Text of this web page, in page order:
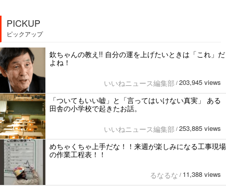
PICKUP
ピックアップ
欽ちゃんの教え!! 自分の運を上げたいときは「これ」だ
よね！
いいねニュース編集部 / 203,945 views
「ついてもいい嘘」と「言ってはいけない真実」 ある
田舎の小学校で起きたお話。
いいねニュース編集部 / 253,885 views
めちゃくちゃ上手だな！！来週が楽しみになる工事現場
の作業工程表！！
るなるな / 11,388 views